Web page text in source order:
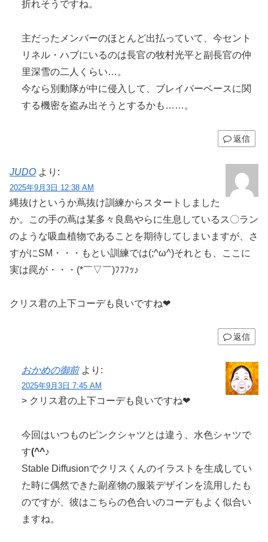
折れそうですね。
主だったメンバーのほとんど出払っていて、今セント
リネル・ハブにいるのは長官の牧村光平と副長官の仲
里深雪の二人くらい…。
今なら別動隊が中に侵入して、ブレイバーベースに関
する機密を盗み出そうとするかも……。
返信
JUDO より:
2025年9月3日 12:38 AM
縄抜けというか蔦抜け訓練からスタートしました
か。この手の蔦は某多々良島やらに生息しているス〇ラン
のような吸血植物であることを期待してしまいますが、さ
すがにSM・・・もとい訓練では(;^ω^)それとも、ここに
実は罠が・・・(*￣▽￣)ﾌﾌﾌｯ♪
クリス君の上下コーデも良いですね❤
返信
おかめの御前 より:
2025年9月3日 7:45 AM
> クリス君の上下コーデも良いですね❤
今回はいつものピンクシャツとは違う、水色シャツで
す(^^♪
Stable Diffusionでクリスくんのイラストを生成してい
た時に偶然できた副産物の服装デザインを流用したも
のですが、彼はこちらの色合いのコーデもよく似合い
ますね。